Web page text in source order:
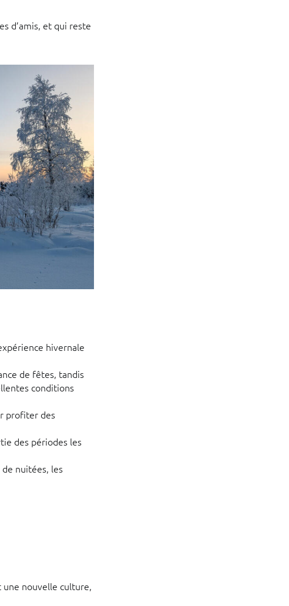
d’amis, et qui reste
hivernale
de fêtes, tandis
conditions
profiter des
des périodes les
nuitées, les
nouvelle culture,